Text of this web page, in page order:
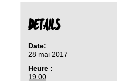
DETAILS
Date:
28 mai 2017
Heure :
19:00